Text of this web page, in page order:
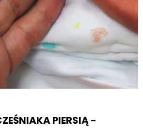
PIERSIĄ -